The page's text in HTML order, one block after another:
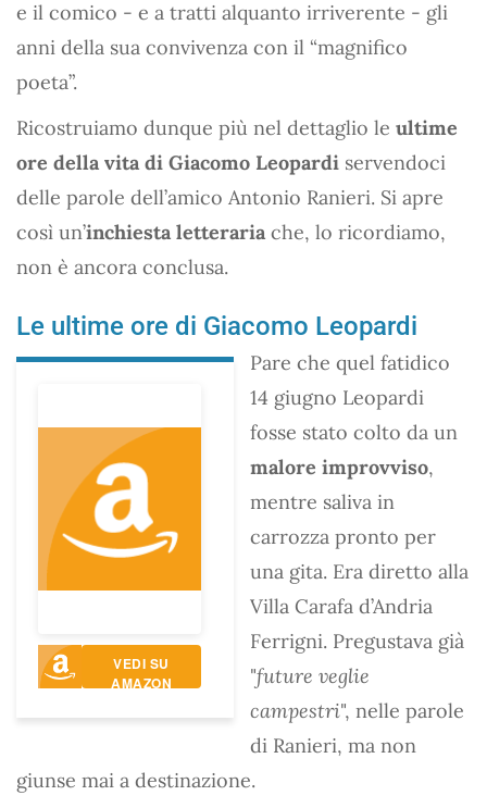
e il comico - e a tratti alquanto irriverente - gli
anni della sua convivenza con il “magnifico
poeta”.
Ricostruiamo dunque più nel dettaglio le ultime
ore della vita di Giacomo Leopardi servendoci
delle parole dell’amico Antonio Ranieri. Si apre
così un’inchiesta letteraria che, lo ricordiamo,
non è ancora conclusa.
Le ultime ore di Giacomo Leopardi
VEDI SU
AMAZON
Pare che quel fatidico
14 giugno Leopardi
fosse stato colto da un
malore improvviso,
mentre saliva in
carrozza pronto per
una gita. Era diretto alla
Villa Carafa d’Andria
Ferrigni. Pregustava già
"future veglie
campestri", nelle parole
di Ranieri, ma non
giunse mai a destinazione.